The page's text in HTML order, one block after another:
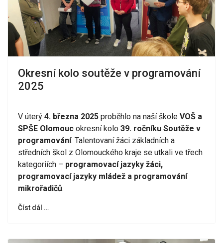
Okresní kolo soutěže v programování
2025
V úterý 4. března 2025 proběhlo na naší škole VOŠ a
SPŠE Olomouc okresní kolo 39. ročníku Soutěže v
programování. Talentovaní žáci základních a
středních škol z Olomouckého kraje se utkali ve třech
kategoriích – programovací jazyky žáci,
programovací jazyky mládež a programování
mikrořadičů.
Číst dál …